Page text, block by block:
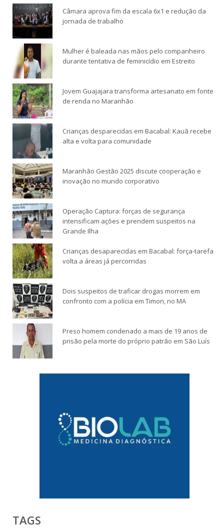
Câmara aprova fim da escala 6x1 e redução da
jornada de trabalho
Mulher é baleada nas mãos pelo companheiro
durante tentativa de feminicídio em Estreito
Jovem Guajajara transforma artesanato em fonte
de renda no Maranhão
Crianças desparecidas em Bacabal: Kauã recebe
alta e volta para comunidade
Maranhão Gestão 2025 discute cooperação e
inovação no mundo corporativo
Operação Captura: forças de segurança
intensificam ações e prendem suspeitos na
Grande Ilha
Crianças desaparecidas em Bacabal: força-tarefa
volta a áreas já percorridas
Dois suspeitos de traficar drogas morrem em
confronto com a polícia em Timon, no MA
Preso homem condenado a mais de 19 anos de
prisão pela morte do próprio patrão em São Luís
TAGS